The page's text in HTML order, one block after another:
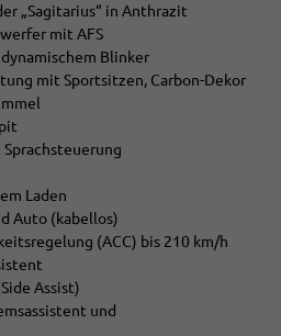
„Sagitarius“ in Anthrazit
mit AFS
Blinker
mit Sportsitzen, Carbon-Dekor
Laden
Auto (kabellos)
(ACC) bis 210 km/h
Assist)
und